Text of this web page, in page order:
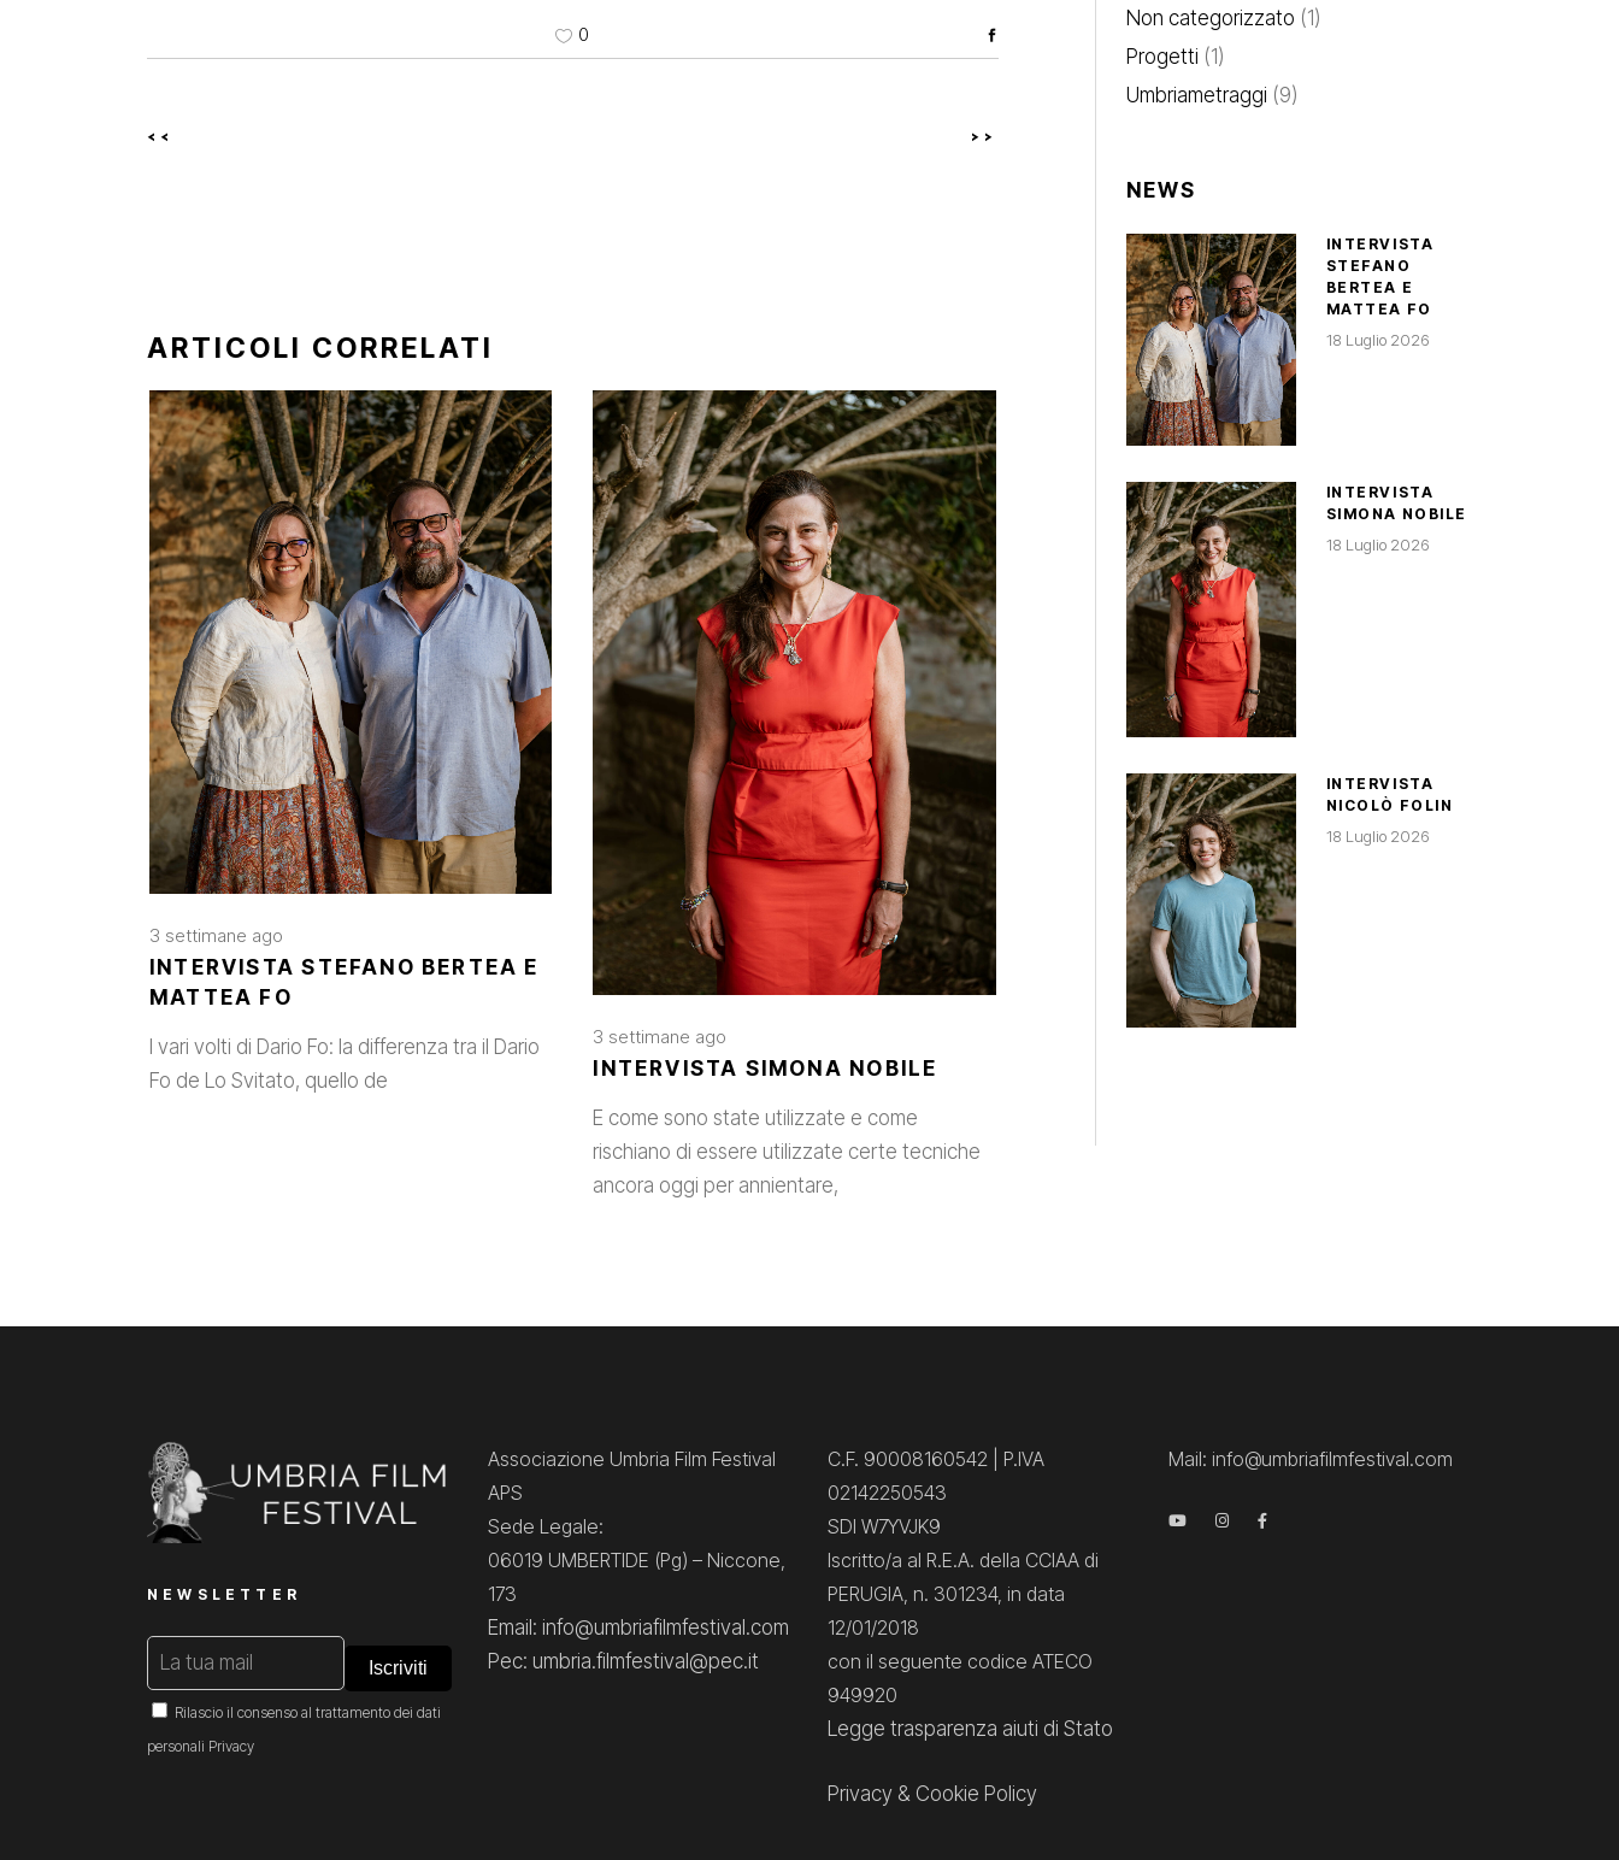
0
<< >>
ARTICOLI CORRELATI
3 settimane ago
INTERVISTA STEFANO BERTEA E
MATTEA FO
I vari volti di Dario Fo: la differenza tra il Dario
Fo de Lo Svitato, quello de
3 settimane ago
INTERVISTA SIMONA NOBILE
E come sono state utilizzate e come
rischiano di essere utilizzate certe tecniche
ancora oggi per annientare,
Non categorizzato (1)
Progetti (1)
Umbriametraggi (9)
NEWS
INTERVISTA
STEFANO
BERTEA E
MATTEA FO
18 Luglio 2026
INTERVISTA
SIMONA NOBILE
18 Luglio 2026
INTERVISTA
NICOLÒ FOLIN
18 Luglio 2026
NEWSLETTER
Rilascio il consenso al trattamento dei dati
personali Privacy
Associazione Umbria Film Festival
APS
Sede Legale:
06019 UMBERTIDE (Pg) – Niccone,
173
Email: info@umbriafilmfestival.com
Pec: umbria.filmfestival@pec.it
C.F. 90008160542 | P.IVA
02142250543
SDI W7YVJK9
Iscritto/a al R.E.A. della CCIAA di
PERUGIA, n. 301234, in data
12/01/2018
con il seguente codice ATECO
949920
Legge trasparenza aiuti di Stato
Privacy & Cookie Policy
Mail: info@umbriafilmfestival.com